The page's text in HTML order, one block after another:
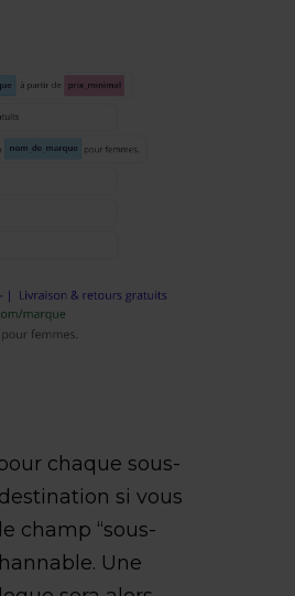
chaque sous-
si vous
champ “sous-
Une